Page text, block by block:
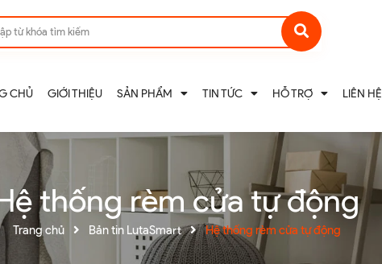
CHỦ GIỚI THIỆU SẢN PHẨM TIN TỨC HỖ TRỢ LIÊN HỆ
thống rèm cửa tự động
Trang chủ Bản tin LutaSmart Hệ thống rèm cửa tự động